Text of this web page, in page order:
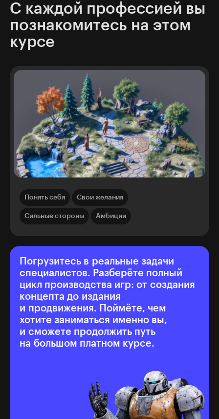
С каждой профессией вы
познакомитесь на этом
курсе
Понять себя Свои желания
Сильные стороны Амбиции
Погрузитесь в реальные задачи
специалистов. Разберёте полный
цикл производства игр: от создания
концепта до издания
и продвижения. Поймёте, чем
хотите заниматься именно вы,
и сможете продолжить путь
на большом платном курсе.